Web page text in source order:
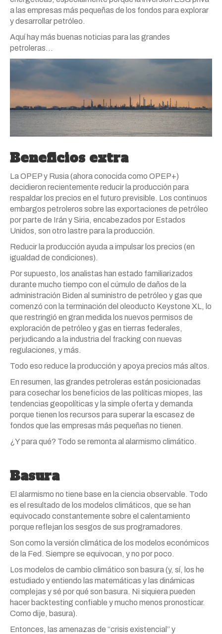
a las empresas más pequeñas de los fondos para explorar
y desarrollar petróleo.
Aquí hay más buenas noticias para las grandes
petroleras…
Beneficios extra
La OPEP y Rusia (ahora conocida como OPEP+)
decidieron recientemente reducir la producción para
respaldar los precios en el futuro previsible. Los continuos
embargos petroleros sobre las exportaciones de petróleo
por parte de Irán y Siria, encabezados por Estados
Unidos, son otro lastre para la producción.
Reducir la producción ayuda a impulsar los precios (en
igualdad de condiciones).
Por supuesto, los analistas han estado familiarizados
durante mucho tiempo con el cúmulo de daños de la
administración Biden al suministro de petróleo y gas que
comenzó con la terminación del oleoducto Keystone XL, lo
que restringió en gran medida los nuevos permisos de
exploración de petróleo y gas en tierras federales,
perjudicando a la industria del fracking con nuevas
regulaciones, y más.
Todo eso reduce la producción y apoya precios más altos.
En resumen, las grandes petroleras están posicionadas
para cosechar los beneficios de las políticas miopes, las
tendencias geopolíticas y la simple oferta y demanda
porque tienen los recursos para superar la escasez de
fondos que las empresas más pequeñas no tienen.
¿Y para qué? Todo se remonta al alarmismo climático.
Basura
El alarmismo no tiene base en la ciencia observable. Todo
es el resultado de los modelos climáticos, que se han
equivocado constantemente sobre el calentamiento
porque reflejan los sesgos de sus programadores.
Son como la versión climática de los modelos económicos
de la Fed. Siempre se equivocan, y no por poco.
Los modelos de cambio climático son basura (y, sí, los he
estudiado y entiendo las matemáticas y las dinámicas
complejas y sé por qué son basura. Ni siquiera pueden
hacer backtesting confiable y mucho menos pronosticar.
Como dije, basura).
Entonces, las amenazas de “crisis existencial” y